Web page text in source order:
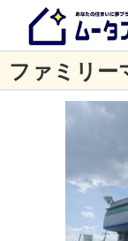
ファミリー